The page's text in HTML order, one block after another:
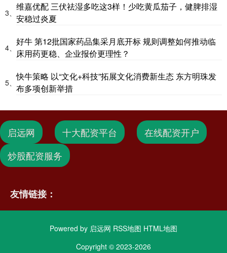
3、
维嘉优配 三伏祛湿多吃这3样！少吃黄瓜茄子，健脾排湿
安稳过炎夏
4、
好牛 第12批国家药品集采月底开标 规则调整如何推动临
床用药更稳、企业报价更理性？
5、
快牛策略 以“文化+科技”拓展文化消费新生态 东方明珠发
布多项创新举措
启远网 十大配资平台
在线配资开户
炒股配资服务
友情链接：
Powered by 启远网 RSS地图 HTML地图
Copyright © 2023-2026